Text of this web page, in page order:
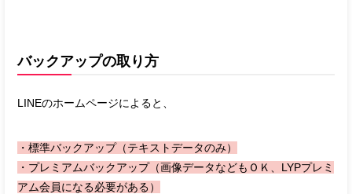
バックアップの取り方
LINEのホームページによると、
・標準バックアップ（テキストデータのみ）
・プレミアムバックアップ（画像データなどもＯＫ、LYPプレミ
アム会員になる必要がある）